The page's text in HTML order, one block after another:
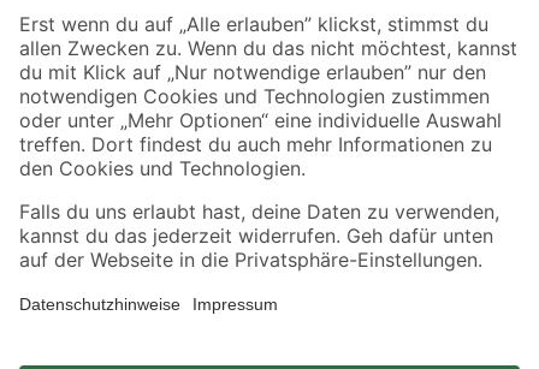
Sicher einkaufen
Jetzt die toom-App herunterladen
Alle Preisangaben in EUR inkl. gesetzl. MwSt.. Die dargestellten Angebote sind unter
Umständen nicht in allen Märkten verfügbar. Die angegebenen Verfügbarkeiten beziehen
Produkte nur solange der Vorrat reicht.
*Paketversand ab 59 € versandkostenfrei, gilt nicht für Artikel mit Speditionsversand, hier